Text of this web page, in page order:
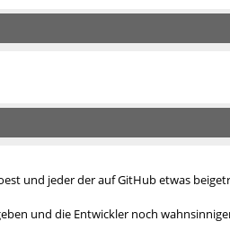
und jeder derauf GitHub etwas
und die Entwickler noch